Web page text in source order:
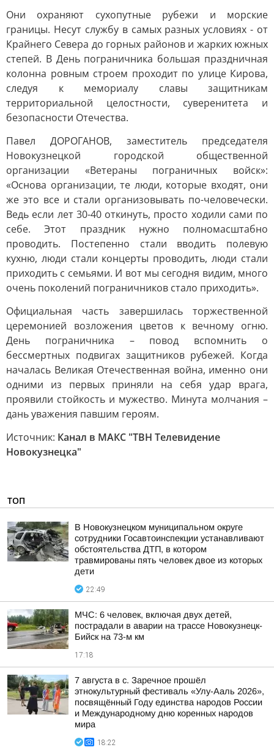
Они охраняют сухопутные рубежи и морские
границы. Несут службу в самых разных условиях - от
Крайнего Севера до горных районов и жарких южных
степей. В День пограничника большая праздничная
колонна ровным строем проходит по улице Кирова,
следуя к мемориалу славы защитникам
территориальной целостности, суверенитета и
безопасности Отечества.
Павел ДОРОГАНОВ, заместитель председателя
Новокузнецкой городской общественной
организации «Ветераны пограничных войск»:
«Основа организации, те люди, которые входят, они
же это все и стали организовывать по-человечески.
Ведь если лет 30-40 откинуть, просто ходили сами по
себе. Этот праздник нужно полномасштабно
проводить. Постепенно стали вводить полевую
кухню, люди стали концерты проводить, люди стали
приходить с семьями. И вот мы сегодня видим, много
очень поколений пограничников стало приходить».
Официальная часть завершилась торжественной
церемонией возложения цветов к вечному огню.
День пограничника – повод вспомнить о
бессмертных подвигах защитников рубежей. Когда
началась Великая Отечественная война, именно они
одними из первых приняли на себя удар врага,
проявили стойкость и мужество. Минута молчания –
дань уважения павшим героям.
Источник: Канал в МАКС "ТВН Телевидение
Новокузнецка"
ТОП
В Новокузнецком муниципальном округе
сотрудники Госавтоинспекции устанавливают
обстоятельства ДТП, в котором
травмированы пять человек двое из которых
дети
22:49
МЧС: 6 человек, включая двух детей,
пострадали в аварии на трассе Новокузнецк-
Бийск на 73-м км
17:18
7 августа в с. Заречное прошёл
этнокультурный фестиваль «Улу-Ааль 2026»,
посвящённый Году единства народов России
и Международному дню коренных народов
мира
18:22